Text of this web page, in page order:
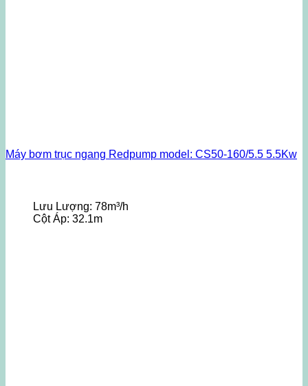
Máy bơm trục ngang Redpump model: CS50-160/5.5 5.5Kw
Lưu Lượng: 78m³/h
Cột Áp: 32.1m